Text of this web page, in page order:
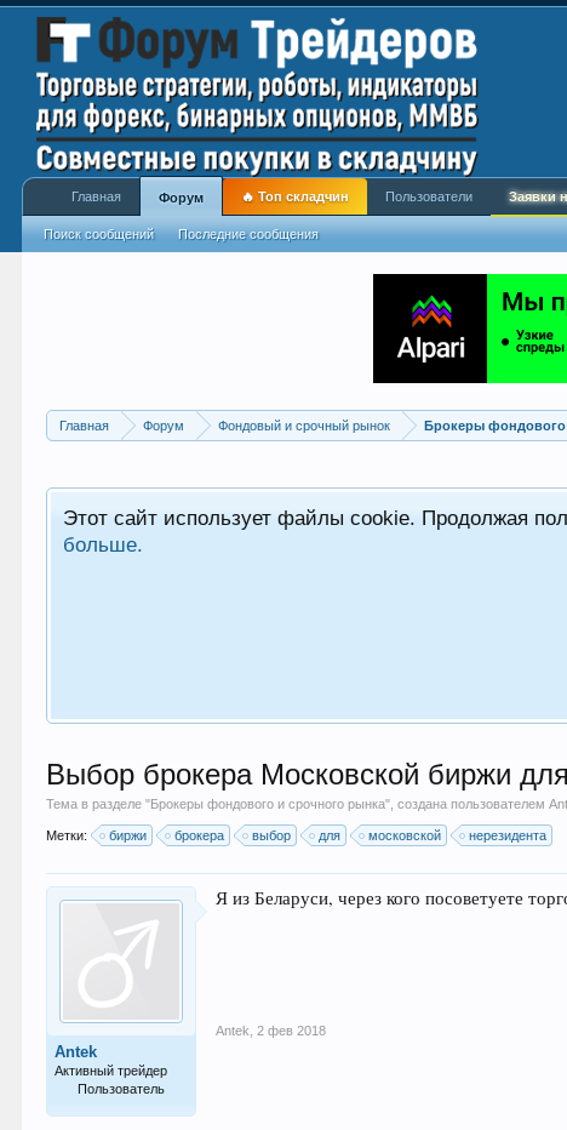
Главная Форум Фондовый и срочный рынок Брокеры фондового
Этот сайт использует файлы cookie. Продолжая
больше.
Выбор брокера Московской биржи
Тема в разделе "Брокеры фондового и срочного рынка", создана пользователем
Метки: биржи брокера выбор для московской нерезидента
Antek
Активный трейдер
Пользователь
Я из Беларуси, через кого посоветуете
Antek 2 фев 2018
Главная Форум
Поиск сообщений Последние сообщения
🔥 Топ складчин Пользователи Заявки